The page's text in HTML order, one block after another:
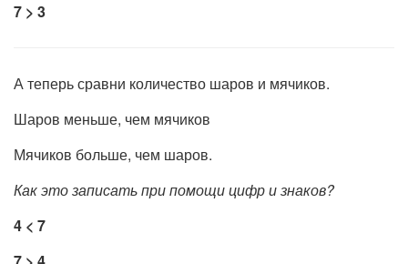
7 > 3
А теперь сравни количество шаров и мячиков.
Шаров меньше, чем мячиков
Мячиков больше, чем шаров.
Как это записать при помощи цифр и знаков?
4 < 7